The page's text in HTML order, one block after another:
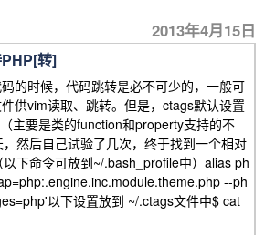
2013年4月15日
转]
的时候，代码跳转是必不可少的，一般可
供vim读取、跳转。但是，ctags默认设置
主要是类的function和property支持的不
然后自己试验了几次，终于找到一个相对
下命令可放到~/.bash_profile中）alias ph
--ph
以下设置放到 ~/.ctags文件中$ cat